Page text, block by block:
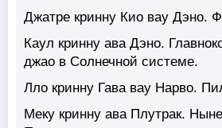
Джатре кринну Кио вау Дэно.
Каул кринну ава Дэно.
джао в Солнечной системе.
Лло кринну Гава вау Нарво.
Меку кринну ава Плутрак.